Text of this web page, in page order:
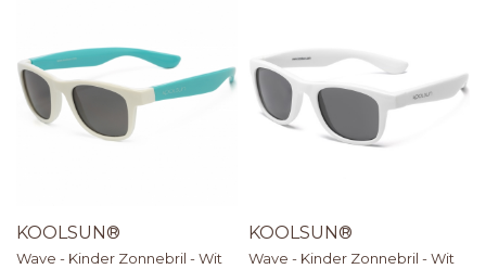
KOOLSUN®
Wave - Kinder Zonnebril - Wit
KOOLSUN®
Wave - Kinder Zonnebril - Wit